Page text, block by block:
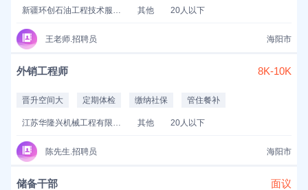
新疆环创石油工程技术服务有限公司 其他 20人以下
王老师.招聘员 海阳市
外销工程师 8K-10K
晋升空间大 定期体检 缴纳社保 管住餐补
江苏华隆兴机械工程有限公司 其他 20人以下
陈先生.招聘员 海阳市
储备干部 面议